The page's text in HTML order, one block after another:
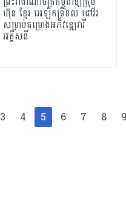
ហ៊ុន ខ្មែរ អេឡិកទ្រីខល ផៅវ័រ
សម្រាប់គម្រោងអភិវឌ្ឍេវារី
អគ្គីសនី
3 4 5 6 7 8